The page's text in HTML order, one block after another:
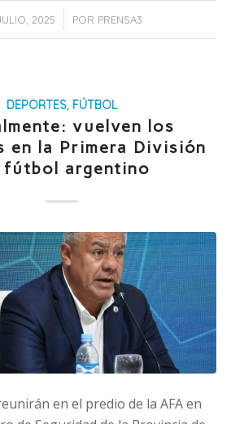
2025 POR PRENSA3
DEPORTES, FÚTBOL
vuelven los
en la Primera División
fútbol argentino
en el predio de la AFA en